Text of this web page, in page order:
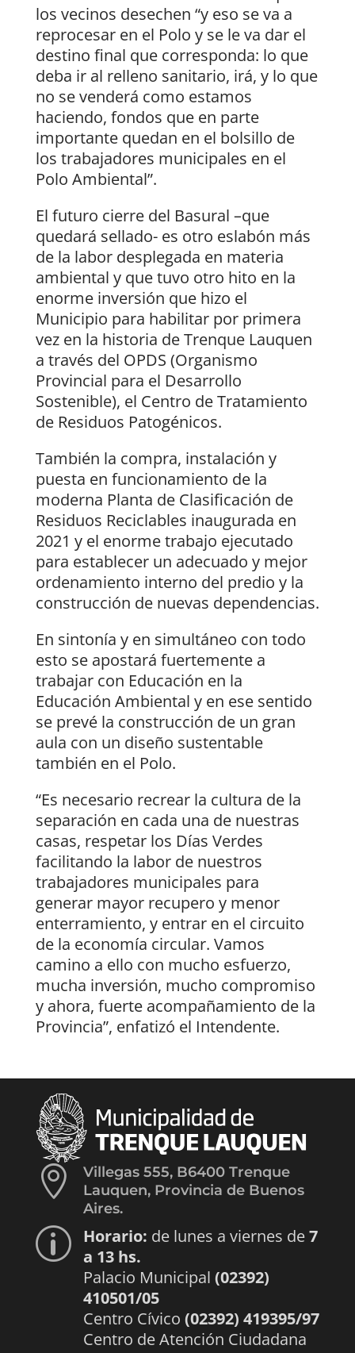
los vecinos desechen “y eso se va a
reprocesar en el Polo y se le va dar el
destino final que corresponda: lo que
deba ir al relleno sanitario, irá, y lo que
no se venderá como estamos
haciendo, fondos que en parte
importante quedan en el bolsillo de
los trabajadores municipales en el
Polo Ambiental”.
El futuro cierre del Basural –que
quedará sellado- es otro eslabón más
de la labor desplegada en materia
ambiental y que tuvo otro hito en la
enorme inversión que hizo el
Municipio para habilitar por primera
vez en la historia de Trenque Lauquen
a través del OPDS (Organismo
Provincial para el Desarrollo
Sostenible), el Centro de Tratamiento
de Residuos Patogénicos.
También la compra, instalación y
puesta en funcionamiento de la
moderna Planta de Clasificación de
Residuos Reciclables inaugurada en
2021 y el enorme trabajo ejecutado
para establecer un adecuado y mejor
ordenamiento interno del predio y la
construcción de nuevas dependencias.
En sintonía y en simultáneo con todo
esto se apostará fuertemente a
trabajar con Educación en la
Educación Ambiental y en ese sentido
se prevé la construcción de un gran
aula con un diseño sustentable
también en el Polo.
“Es necesario recrear la cultura de la
separación en cada una de nuestras
casas, respetar los Días Verdes
facilitando la labor de nuestros
trabajadores municipales para
generar mayor recupero y menor
enterramiento, y entrar en el circuito
de la economía circular. Vamos
camino a ello con mucho esfuerzo,
mucha inversión, mucho compromiso
y ahora, fuerte acompañamiento de la
Provincia”, enfatizó el Intendente.

Villegas 555, B6400 Trenque
Lauquen, Provincia de Buenos
Aires.
p Horario: de lunes a viernes de7
a 13 hs.
Palacio Municipal (02392)
410501/05
Centro Cívico (02392) 419395/97
Centro de Atención Ciudadana